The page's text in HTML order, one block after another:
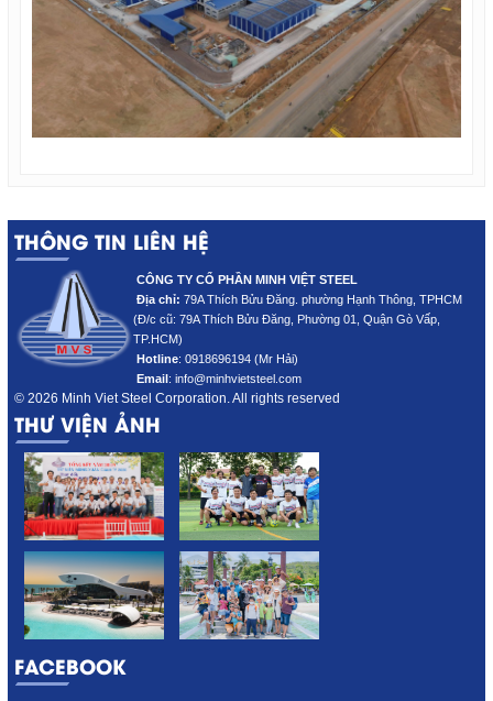
THÔNG TIN LIÊN HỆ
CÔNG TY CỔ PHẦN MINH VIỆT STEEL
Địa chỉ: 79A Thích Bửu Đăng. phường Hạnh Thông, TPHCM
(Đ/c cũ: 79A Thích Bửu Đăng , Phường 01, Quận Gò Vấp,
TP.HCM)
Hotline:0918696194 (Mr Hải)
Email: info@minhvietsteel.com
© 2026 Minh Viet Steel Corporation. All rights reserved
THƯ VIỆN ẢNH
FACEBOOK